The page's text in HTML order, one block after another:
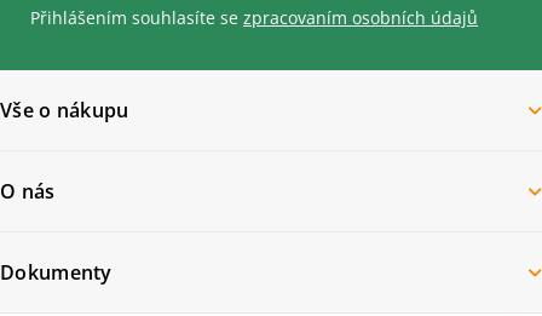
Přihlášením souhlasíte se zpracovaním osobních údajů
Vše o nákupu
O nás
Dokumenty